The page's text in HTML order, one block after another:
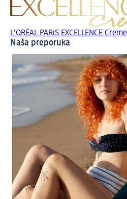
L'ORÉAL PARiS EXCELLENCE Creme
Naša preporuka